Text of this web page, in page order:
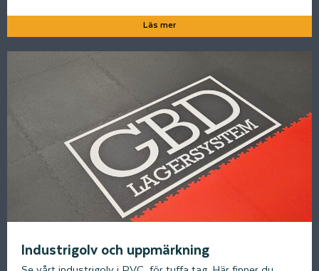
Läs mer
Industrigolv och uppmärkning